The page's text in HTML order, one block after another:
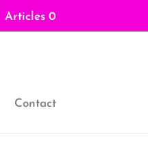
Articles 0
Contact